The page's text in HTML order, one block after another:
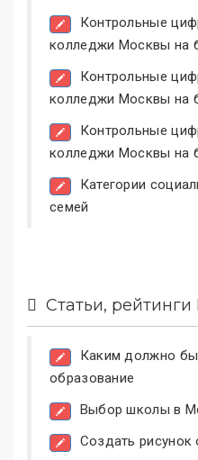
Контрольные
колледжи Москвы на
Контрольные
колледжи Москвы на
Контрольные
колледжи Москвы на
Категории
семей
Статьи,
Каким должно
образование
Выбор школы в
Создать рисунок